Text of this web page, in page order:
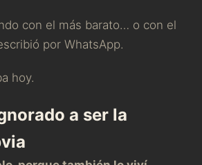
con el más barato… o con el
por WhatsApp.
hoy.
a ser la